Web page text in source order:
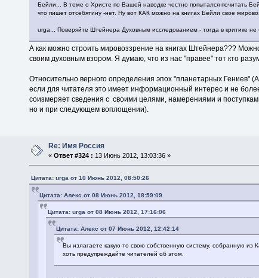
Бейли... В теме о Христе по Вашей наводке честно попытался почитать
что пишет отсебятину -нет. Ну вот КАК можно на книгах Бейли свое
urga... Поверяйте Штейнера Духовным исследованием - тогда в критике
А как можно строить мировоззрение на книгах Штейнера???
своим духовным взором. Я думаю, что из нас "правее" тот кто
Относительно верного определения эпох "планетарных Гениев"
если для читателя это имеет информационный интерес и не
соизмеряет сведения с своими целями, намерениями и
но и при следующем воплощении).
Re: Имя Россия
«Ответ #324 : 13 Июнь 2012, 13:03:36 »
Цитата: urga от 10 Июнь 2012, 08:50:26
Цитата: Алекс от 08 Июнь 2012, 18:59:09
Цитата: urga от 08 Июнь 2012, 17:16:06
Цитата: Алекс от 07 Июнь 2012, 12:42:14
Вы излагаете какую-то свою собственную систему, собранную из
хоть предупреждайте читателей об этом.